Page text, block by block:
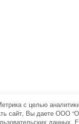
с целью
сайт, Вы даете ООО
данных.